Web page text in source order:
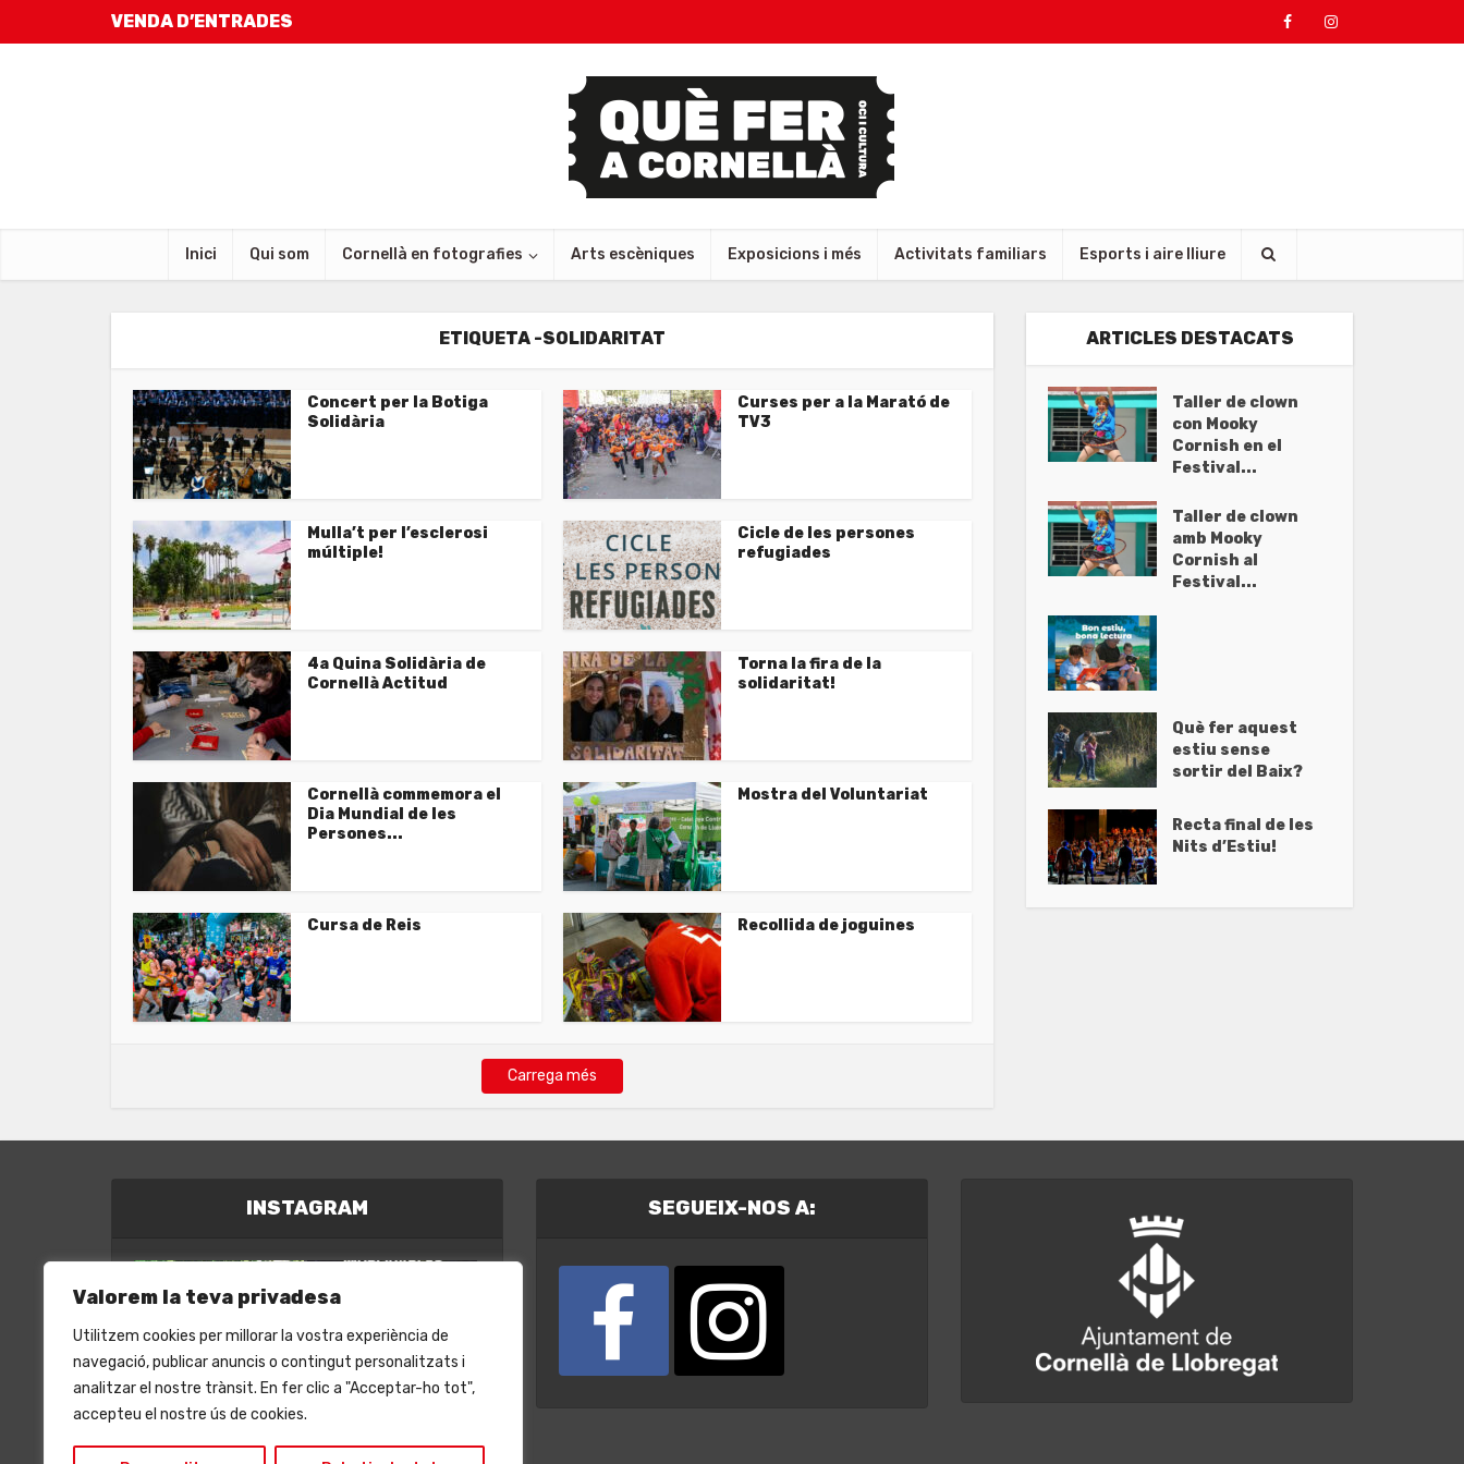
Valorem la teva privadesa
Utilitzem cookies per millorar la vostra experiència de
navegació, publicar anuncis o contingut personalitzats i
analitzar el nostre trànsit. En fer clic a "Acceptar-ho tot",
accepteu el nostre ús de cookies.
VENDA D’ENTRADES
Inici Qui som Cornellà en fotografies Arts escèniques Exposicions i més Activitats familiars Esports i aire lliure
ETIQUETA -SOLIDARITAT
Concert per la Botiga
Solidària
Curses per a la Marató de
TV3
Mulla’t per l’esclerosi
múltiple!
Cicle de les persones
refugiades
4a Quina Solidària de
Cornellà Actitud
Torna la fira de la
solidaritat!
Cornellà commemora el
Dia Mundial de les
Persones...
Mostra del Voluntariat
Cursa de Reis Recollida de joguines
Carrega més
ARTICLES DESTACATS
Taller de clown
con Mooky
Cornish en el
Festival...
Taller de clown
amb Mooky
Cornish al
Festival...
Què fer aquest
estiu sense
sortir del Baix?
Recta final de les
Nits d’Estiu!
INSTAGRAM SEGUEIX-NOS A: